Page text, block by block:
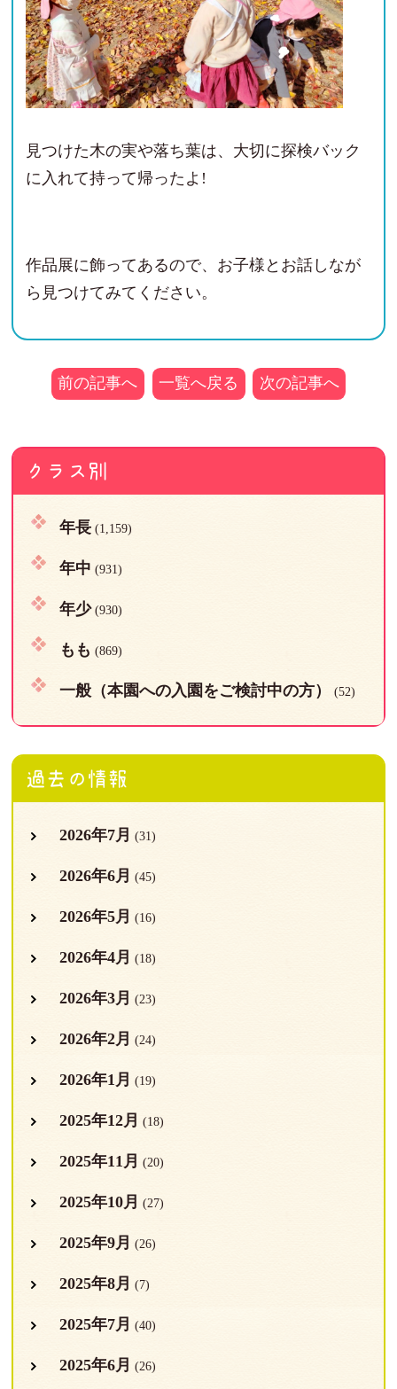
見つけた木の実や落ち葉は、大切に探検バック
に入れて持って帰ったよ!
作品展に飾ってあるので、お子様とお話しなが
ら見つけてみてください。
前の記事へ 一覧へ戻る 次の記事へ
クラス別
年長(1,159)
年中 (931)
年少(930)
もも (869)
一般（本園への入園をご検討中の方） (52)
過去の情報
2026年7月 (31)
2026年6月 (45)
2026年5月 (16)
2026年4月 (18)
2026年3月 (23)
2026年2月 (24)
2026年1月 (19)
2025年12月 (18)
2025年11月 (20)
2025年10月 (27)
2025年9月 (26)
2025年8月 (7)
2025年7月 (40)
2025年6月 (26)